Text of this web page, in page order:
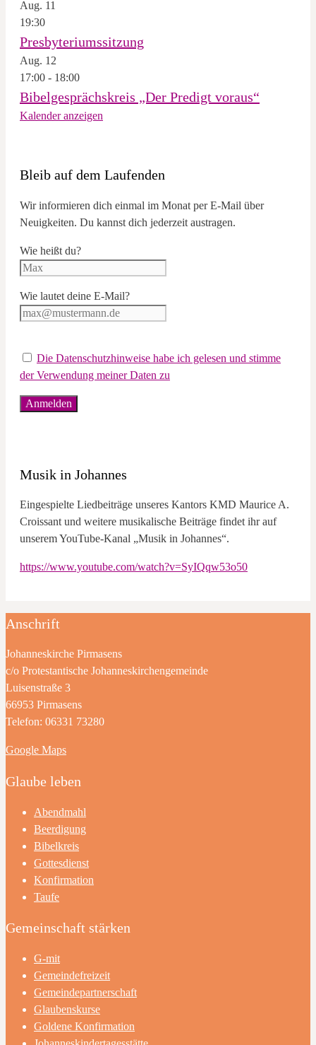
Aug. 11
19:30
Presbyteriumssitzung
Aug. 12
17:00 - 18:00
Bibelgesprächskreis „Der Predigt voraus“
Kalender anzeigen
Bleib auf dem Laufenden
Wir informieren dich einmal im Monat per E-Mail über
Neuigkeiten. Du kannst dich jederzeit austragen.
Wie heißt du?
Wie lautet deine E-Mail?
Die Datenschutzhinweise habe ich gelesen und stimme
der Verwendung meiner Daten zu
Musik in Johannes
Eingespielte Liedbeiträge unseres Kantors KMD Maurice A.
Croissant und weitere musikalische Beiträge findet ihr auf
unserem YouTube-Kanal „Musik in Johannes“.
https://www.youtube.com/watch?v=SyIQqw53o50
Anschrift
Johanneskirche Pirmasens
c/o Protestantische Johanneskirchengemeinde
Luisenstraße 3
66953 Pirmasens
Telefon: 06331 73280
Google Maps
Glaube leben
Abendmahl
Beerdigung
Bibelkreis
Gottesdienst
Konfirmation
Taufe
Gemeinschaft stärken
G-mit
Gemeindefreizeit
Gemeindepartnerschaft
Glaubenskurse
Goldene Konfirmation